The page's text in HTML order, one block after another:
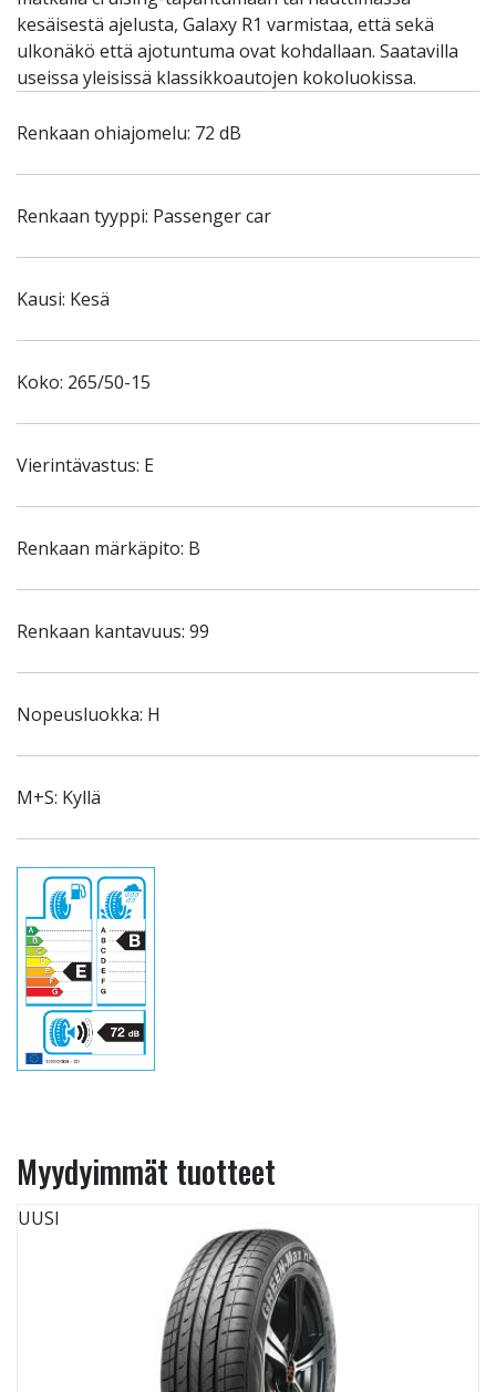
kesäisestä ajelusta, Galaxy R1 varmistaa, että sekä
ulkonäkö että ajotuntuma ovat kohdallaan. Saatavilla
useissa yleisissä klassikkoautojen kokoluokissa.
Renkaan ohiajomelu: 72 dB
Renkaan tyyppi: Passenger car
Kausi: Kesä
Koko: 265/50-15
Vierintävastus: E
Renkaan märkäpito: B
Renkaan kantavuus: 99
Nopeusluokka: H
M+S: Kyllä
Myydyimmät tuotteet
UUSI